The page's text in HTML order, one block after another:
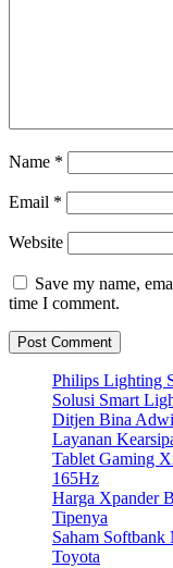
Name *
Email *
Website
Save my name,
time I comment.
Philips Lighting
Solusi Smart
Ditjen Bina
Layanan
Tablet Gaming
165Hz
Harga Xpander
Tipenya
Saham Softbank
Toyota